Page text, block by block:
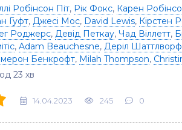
Робінсон Піт, Рік Фокс, Карен
Гуфт, Джесі Мос, David Lewis, Кірстен
Роджерс, Девід Петкау, Чад Віллетт,
, Adam Beauchesne, Деріл Шаттлворф
Бенкрофт, Milah Thompson,
23 хв
14.04.2023 245 0